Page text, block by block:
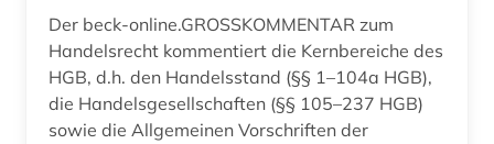
erbrecht (3)
(2)
Der beck-online.GROSSKOMMENTAR zum
Handelsrecht kommentiert die Kernbereiche des
HGB, d.h. den Handelsstand (§§ 1–104a HGB),
die Handelsgesellschaften (§§ 105–237 HGB)
sowie die Allgemeinen Vorschriften der